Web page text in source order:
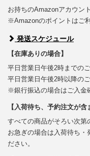
お持ちのAmazonアカウン
※Amazonのポイントはご
発送スケジュール
【在庫ありの場合】
平日営業日午後2時までの
平日営業日午後2時以降の
※銀行振込の場合はご入金
【入荷待ち、予約注文が含
すべての商品がそろい次第
お急ぎの場合は入荷待ち・
ださい。